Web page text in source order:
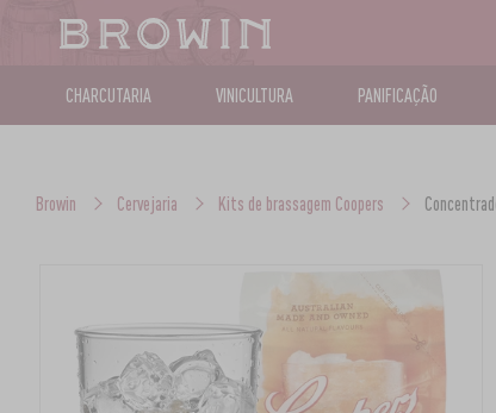
CHARCUTARIA VINICULTURA PANIFICAÇÃO
Browin Cervejaria Kits de brassagem Coopers